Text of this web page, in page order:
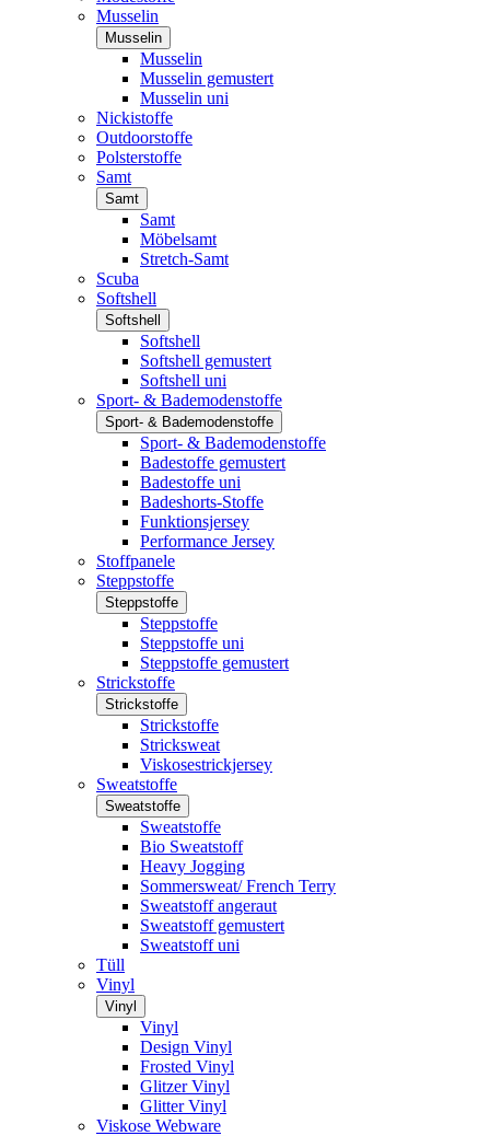
Musselin
Musselin
Musselin
Musselin gemustert
Musselin uni
Nickistoffe
Outdoorstoffe
Polsterstoffe
Samt
Samt
Samt
Möbelsamt
Stretch-Samt
Scuba
Softshell
Softshell
Softshell
Softshell gemustert
Softshell uni
Sport- & Bademodenstoffe
Sport- & Bademodenstoffe
Sport- & Bademodenstoffe
Badestoffe gemustert
Badestoffe uni
Badeshorts-Stoffe
Funktionsjersey
Performance Jersey
Stoffpanele
Steppstoffe
Steppstoffe
Steppstoffe
Steppstoffe uni
Steppstoffe gemustert
Strickstoffe
Strickstoffe
Strickstoffe
Stricksweat
Viskosestrickjersey
Sweatstoffe
Sweatstoffe
Sweatstoffe
Bio Sweatstoff
Heavy Jogging
Sommersweat/ French Terry
Sweatstoff angeraut
Sweatstoff gemustert
Sweatstoff uni
Tüll
Vinyl
Vinyl
Vinyl
Design Vinyl
Frosted Vinyl
Glitzer Vinyl
Glitter Vinyl
Viskose Webware